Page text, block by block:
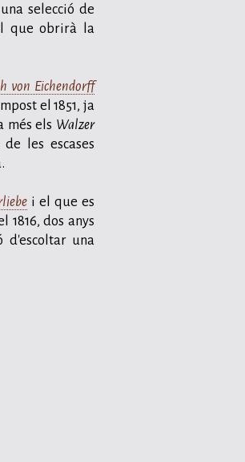
selecció de
que obrirà la
von Eichendorff
el 1851, ja
més els Walzer
les escases
i el que es
1816, dos anys
d'escoltar una